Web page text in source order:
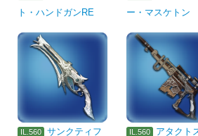
ト・ハンドガンRE
ー・マスケトン
IL.560
サンクティフ
IL.560 アタクト